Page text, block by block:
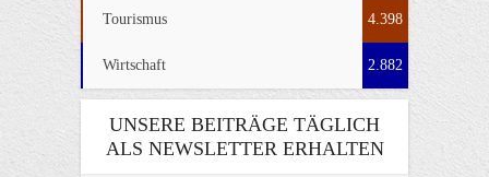
Tourismus 4.398
Wirtschaft 2.882
UNSERE BEITRÄGE TÄGLICH
ALS NEWSLETTER ERHALTEN